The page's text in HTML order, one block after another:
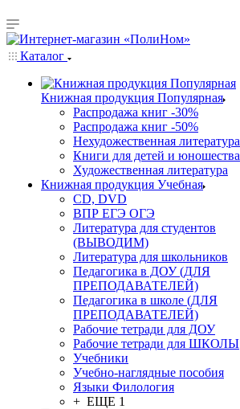
Каталог
Книжная продукция Популярная
Распродажа книг -30%
Распродажа книг -50%
Нехудожественная литература
Книги для детей и юношества
Художественная литература
Книжная продукция Учебная
CD, DVD
ВПР ЕГЭ ОГЭ
Литература для студентов
(ВЫВОДИМ)
Литература для школьников
Педагогика в ДОУ (ДЛЯ
ПРЕПОДАВАТЕЛЕЙ)
Педагогика в школе (ДЛЯ
ПРЕПОДАВАТЕЛЕЙ)
Рабочие тетради для ДОУ
Рабочие тетради для ШКОЛЫ
Учебники
Учебно-наглядные пособия
Языки Филология
+ ЕЩЕ 1